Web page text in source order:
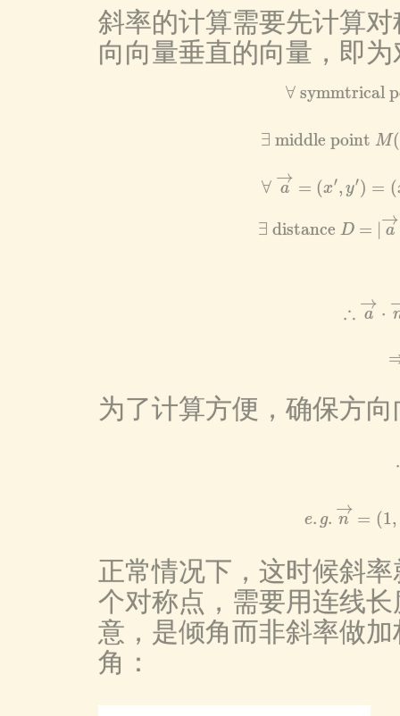
斜率的计算需要先计算
向向量垂直的向量，即
∀ symmtrical
∀ symmtrical
∃ middle point M(
∃ middle point
∀ a
→ = (x′, y′) = (
∀ a →= (x ′,y )=
∃ distance D = | a
→
∃ distance D=
∴ a
→ ⋅∴a
为了计算方便，确保方
e. g. n
→ = (1,
e .g. n→ = (1,
正常情况下，这时候斜
个对称点，需要用连线
意，是倾角而非斜率做
角：